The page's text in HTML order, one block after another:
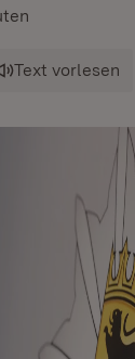
Text vorlesen